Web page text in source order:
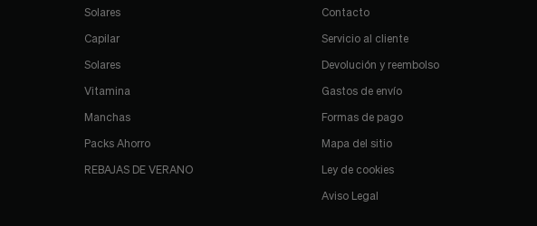
Solares
Capilar
Solares
Vitamina
Manchas
Packs Ahorro
REBAJAS DE VERANO
Contacto
Servicio al cliente
Devolución y reembolso
Gastos de envío
Formas de pago
Mapa del sitio
Ley de cookies
Aviso Legal